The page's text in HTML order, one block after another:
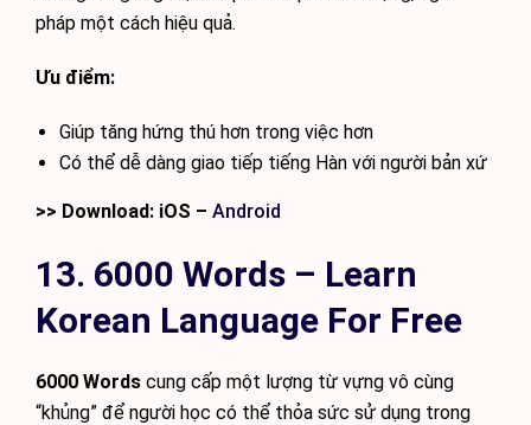
pháp một cách hiệu quả.
Ưu điểm:
Giúp tăng hứng thú hơn trong việc hơn
Có thể dễ dàng giao tiếp tiếng Hàn với người bản xứ
>> Download: iOS – Android
13. 6000 Words – Learn
Korean Language For Free
6000 Words cung cấp một lượng từ vựng vô cùng
“khủng” để người học có thể thỏa sức sử dụng trong